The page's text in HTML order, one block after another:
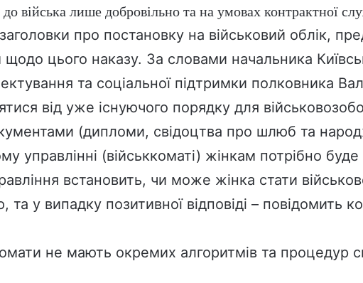
війська лише добровільно та на умовах контрактної
про постановку на військовий облік,
щодо цього наказу. За словами начальника
та соціальної підтримки полковника
від уже існуючого порядку для
(дипломи, свідоцтва про шлюб та
управлінні (військкоматі) жінкам потрібно буде
встановить, чи може жінка стати
у випадку позитивної відповіді – повідомить
не мають окремих алгоритмів та процедур